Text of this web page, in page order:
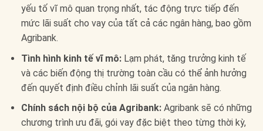
yếu tố vĩ mô quan trọng nhất, tác động trực tiếp đến
mức lãi suất cho vay của tất cả các ngân hàng, bao gồm
Agribank.
Tình hình kinh tế vĩ mô:Lạm phát, tăng trưởng kinh tế
và các biến động thị trường toàn cầu có thể ảnh hưởng
đến quyết định điều chỉnh lãi suất của ngân hàng.
Chính sách nội bộ của Agribank:Agribank sẽ có những
chương trình ưu đãi, gói vay đặc biệt theo từng thời kỳ,